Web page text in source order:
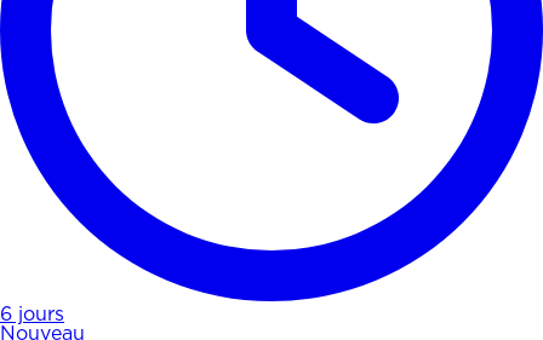
6 jours
Nouveau